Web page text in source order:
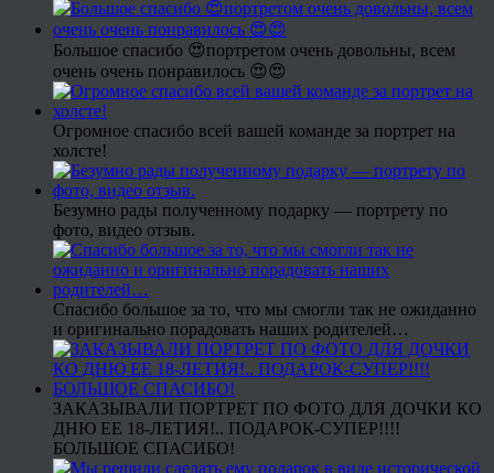
Большое спасибо 😍портретом очень довольны, всем
очень очень понравилось 😍😍
Огромное спасибо всей вашей команде за портрет на
холсте!
Безумно рады полученному подарку — портрету по
фото, видео отзыв.
Спасибо большое за то, что мы смогли так не ожиданно
и оригинально порадовать наших родителей…
ЗАКАЗЫВАЛИ ПОРТРЕТ ПО ФОТО ДЛЯ ДОЧКИ КО
ДНЮ ЕЕ 18-ЛЕТИЯ!.. ПОДАРОК-СУПЕР!!!!
БОЛЬШОЕ СПАСИБО!